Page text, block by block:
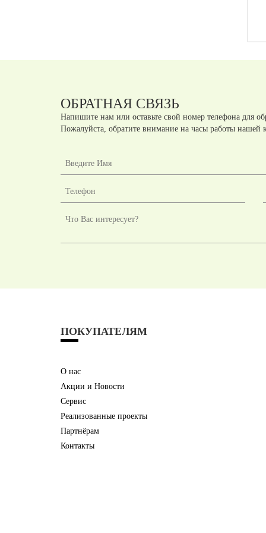
ОБРАТНАЯ СВЯЗЬ
Напишите нам или оставьте свой номер телефона для
Пожалуйста, обратите внимание на часы работы нашей
ПОКУПАТЕЛЯМ
О нас
Акции и Новости
Сервис
Реализованные проекты
Партнёрам
Контакты